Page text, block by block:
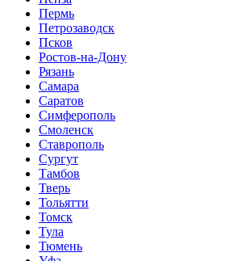
Пермь
Петрозаводск
Псков
Ростов-на-Дону
Рязань
Самара
Саратов
Симферополь
Смоленск
Ставрополь
Сургут
Тамбов
Тверь
Тольятти
Томск
Тула
Тюмень